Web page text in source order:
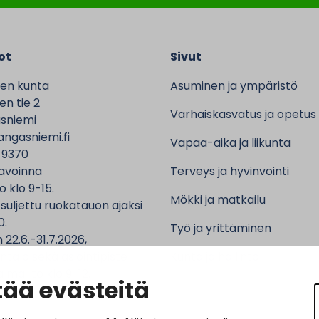
evästeitä
kunta
tie 2
klo 9-15.
ruokatauon ajaksi
31.7.2026,
Sivut
Asuminen ja ympäristö
Varhaiskasvatus ja opetus
Vapaa-aika ja liikunta
Terveys ja hyvinvointi
Mökki ja matkailu
Työ ja yrittäminen